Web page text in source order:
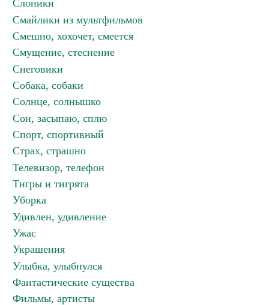
Слоники
Смайлики из мультфильмов
Смешно, хохочет, смеется
Смущение, стеснение
Снеговики
Собака, собаки
Солнце, солнышко
Сон, засыпаю, сплю
Спорт, спортивный
Страх, страшно
Телевизор, телефон
Тигры и тигрята
Уборка
Удивлен, удивление
Ужас
Украшения
Улыбка, улыбнулся
Фантастические существа
Фильмы, артисты